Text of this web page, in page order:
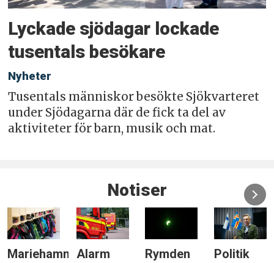
Lyckade sjödagar lockade
tusentals besökare
Nyheter
Tusentals människor besökte Sjökvarteret
under Sjödagarna där de fick ta del av
aktiviteter för barn, musik och mat.
Notiser
Mariehamn Alarm Rymden Politik